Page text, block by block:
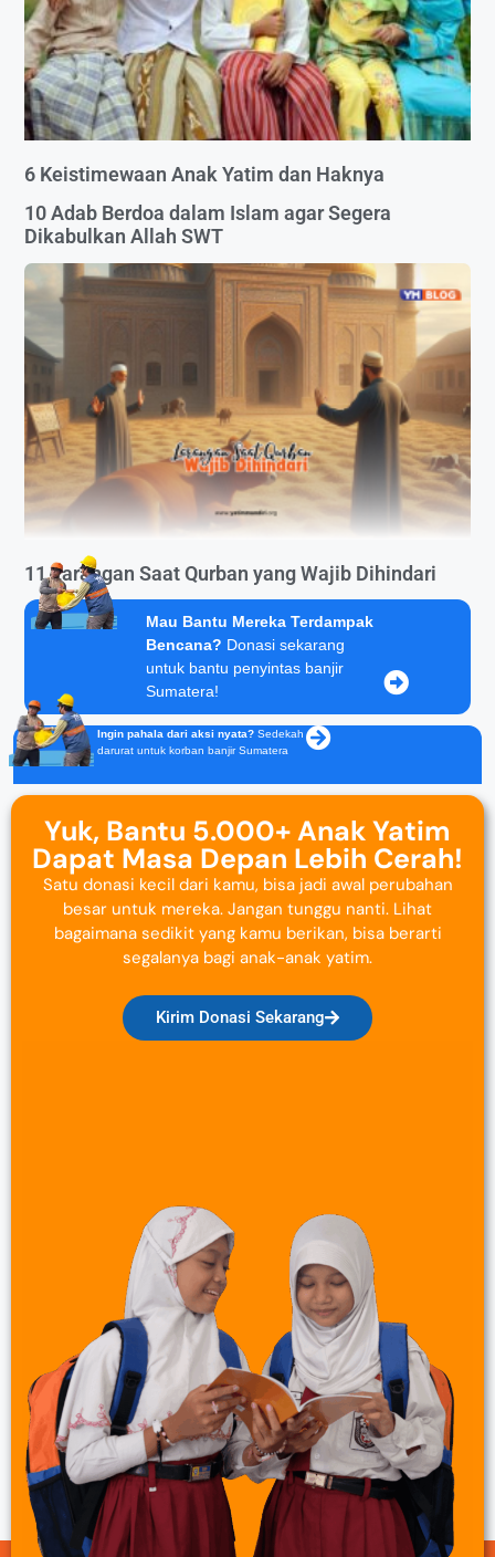
6 Keistimewaan Anak Yatim dan Haknya
10 Adab Berdoa dalam Islam agar Segera
Dikabulkan Allah SWT
11 Larangan Saat Qurban yang Wajib Dihindari
Mau Bantu Mereka Terdampak
Bencana? Donasi sekarang
untuk bantu penyintas banjir
Sumatera!
Ingin pahala dari aksi nyata? Sedekah
darurat untuk korban banjir Sumatera
Yuk, Bantu 5.000+ Anak Yatim
Dapat Masa Depan Lebih Cerah!
Satu donasi kecil dari kamu, bisa jadi awal perubahan
besar untuk mereka. Jangan tunggu nanti. Lihat
bagaimana sedikit yang kamu berikan, bisa berarti
segalanya bagi anak-anak yatim.
Kirim Donasi Sekarang